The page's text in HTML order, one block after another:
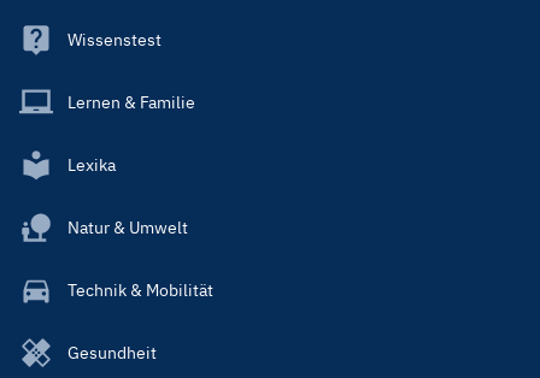
Wissenstest
Lernen & Familie
Lexika
Natur & Umwelt
Technik & Mobilität
Gesundheit